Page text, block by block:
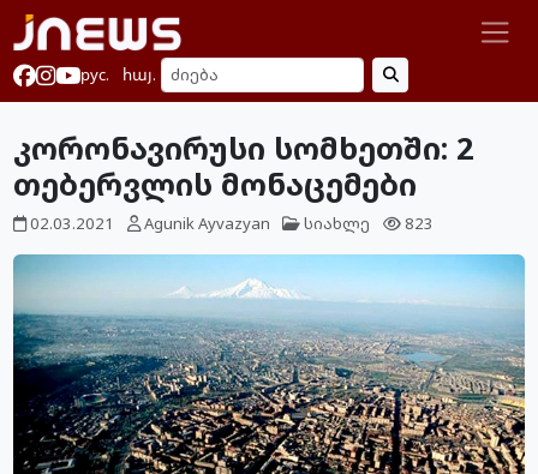
рус. հայ.
კორონავირუსი სომხეთში: 2
თებერვლის მონაცემები
02.03.2021 Agunik Ayvazyan სიახლე 823